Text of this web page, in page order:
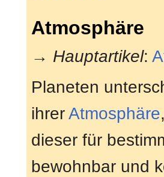
Atmosphäre
→ Hauptartikel:
Planeten
ihrerAtmosphäre
dieser für
bewohnbar und